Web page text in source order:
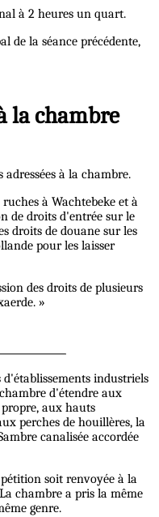
à 2 heures un quart.
de la séance précédente,
la chambre
adressées à la chambre.
à Wachtebeke et à
de droits d'entrée sur le
droits de douane sur les
pour les laisser
des droits de plusieurs
»
industriels
d'étendre aux
aux hauts
perches de houillères, la
canalisée accordée
soit renvoyée à la
chambre a pris la même
genre.